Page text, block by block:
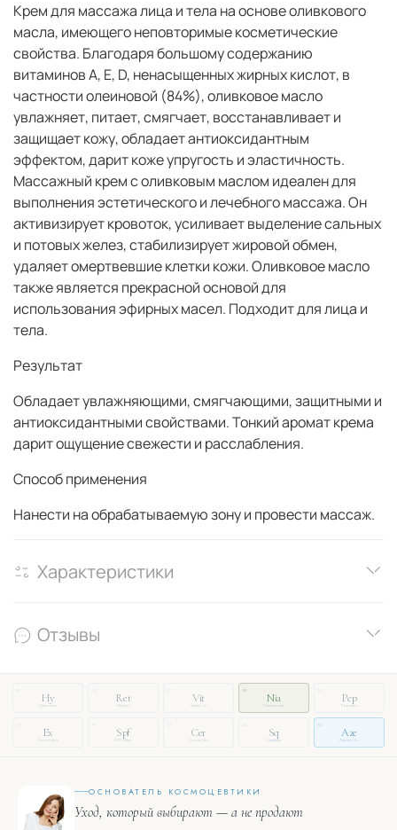
Крем для массажа лица и тела на основе оливкового
масла, имеющего неповторимые косметические
свойства. Благодаря большому содержанию
витаминов А, Е, D, ненасыщенных жирных кислот, в
частности олеиновой (84%), оливковое масло
увлажняет, питает, смягчает, восстанавливает и
защищает кожу, обладает антиоксидантным
эффектом, дарит коже упругость и эластичность.
Массажный крем с оливковым маслом идеален для
выполнения эстетического и лечебного массажа. Он
активизирует кровоток, усиливает выделение сальных
и потовых желез, стабилизирует жировой обмен,
удаляет омертвевшие клетки кожи. Оливковое масло
также является прекрасной основой для
использования эфирных масел. Подходит для лица и
тела.
Результат
Обладает увлажняющими, смягчающими, защитными и
антиоксидантными свойствами. Тонкий аромат крема
дарит ощущение свежести и расслабления.
Способ применения
Нанести на обрабатываемую зону и провести массаж.
Характеристики
Отзывы
14
Hy
Hyaluronic
Ret
Retinol
Vit
Vitamin C
08
Nia
Niacinamide
Pep
Peptides
Ex
Exosomes
Spf
SPF Filter
Cer
Ceramides
46
Sq
Squalane
88
Aze
Azelaic Ac.
ОСНОВАТЕЛЬ КОСМОЦЕВТИКИ
Уход, который выбирают — а не продают